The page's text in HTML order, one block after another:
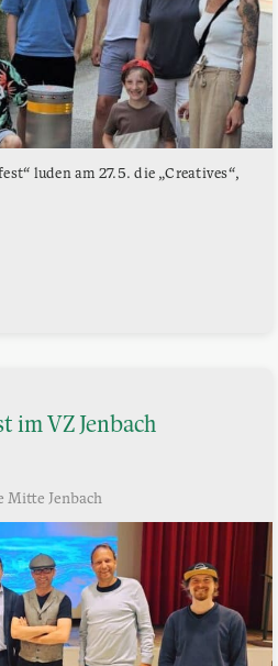
luden am 27.5. die „Creatives“,
im VZ Jenbach
Mitte Jenbach